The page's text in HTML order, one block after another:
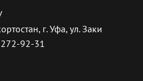
г. Уфа, ул. Заки
272-92-31